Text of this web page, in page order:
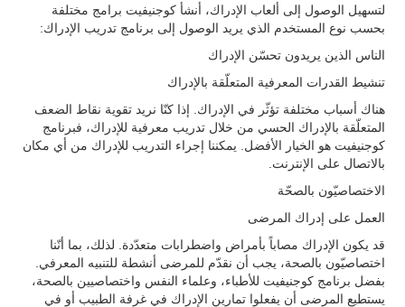
لتسهيل الوصول إلى ألعاب الإدراك، أنشأ كوجنيفيت برامج مختلفة
بحسب نوع المستخدم الذي يريد الوصول إلى برنامج تدريب الإدراك:
الناس الذين يريدون تحسّن الإدراك
تنشيط القدرات المعرفية المتعلّقة بالإدراك
هناك أسباب مختلفة تؤثّر في الإدراك. إذا كنّا نريد تقوية نقاط الضعف
المتعلّقة بالإدراك الحسي من خلال تدريب معرفية للإدراك، فبرنامج
كوجنيفيت هو الخيار الأفضل. يمكننا إجراء التدريب للإدراك من أي مكان
بالاتصال على الإنترنت.
الاختصاصيّون بالصحّة
العمل على إدراك المرضى
قد يكون الإدراك مصاباً بأمراض واضطرابات متعدّدة. لذلك، بما أنّنا
اختصاصيّون بالصحة، يجب أن نقدّم للمرضى أنشطة للتنبيه المعرفي.
بفضل برنامج كوجنيفيت للأطباء، وعلماء النفس واختصاصيين بالصحة،
يستطيع المرضى أن يفعلوا تمارين الإدراك في غرفة الطبيب أو في